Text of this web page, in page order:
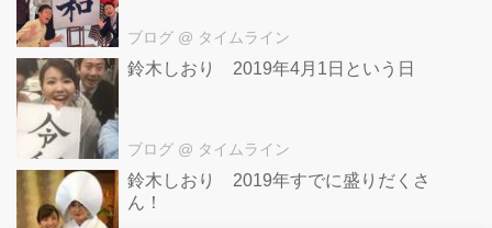
ブログ @ タイムライン
鈴木しおり 2019年4月1日という日
ブログ @ タイムライン
鈴木しおり 2019年すでに盛りだくさ
ん！